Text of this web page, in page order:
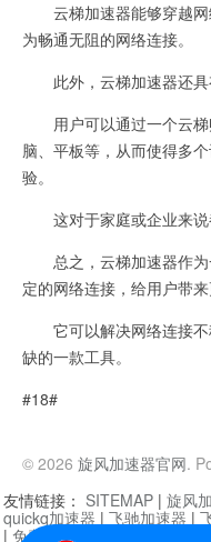
云梯加速器能够穿越网
为畅通无阻的网络连接。
此外，云梯加速器还具
用户可以通过一个云梯
脑、平板等，从而使得多
验。
这对于家庭或企业来说
总之，云梯加速器作为
定的网络连接，给用户带
它可以解决网络连接不
缺的一款工具。
#18#
© 2026 旋风加速器官网.
友情链接： SITEMAP | 旋风
quickq加速器 | 飞驰加速器 |
| 免费vqn加速外网